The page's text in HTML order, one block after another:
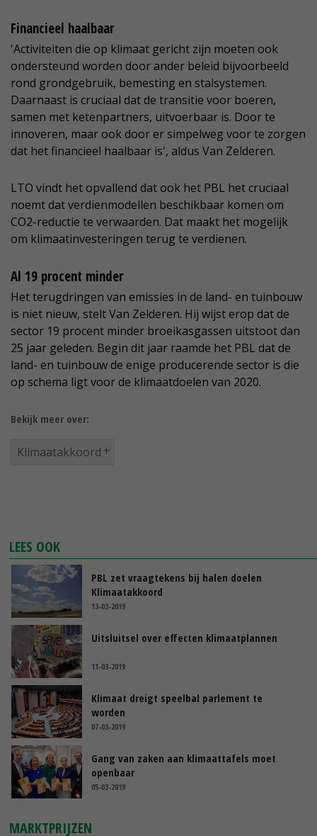
Financieel haalbaar
'Activiteiten die op klimaat gericht zijn moeten ook
ondersteund worden door ander beleid bijvoorbeeld
rond grondgebruik, bemesting en stalsystemen.
Daarnaast is cruciaal dat de transitie voor boeren,
samen met ketenpartners, uitvoerbaar is. Door te
innoveren, maar ook door er simpelweg voor te zorgen
dat het financieel haalbaar is', aldus Van Zelderen.
LTO vindt het opvallend dat ook het PBL het cruciaal
noemt dat verdienmodellen beschikbaar komen om
CO2-reductie te verwaarden. Dat maakt het mogelijk
om klimaatinvesteringen terug te verdienen.
Al 19 procent minder
Het terugdringen van emissies in de land- en tuinbouw
is niet nieuw, stelt Van Zelderen. Hij wijst erop dat de
sector 19 procent minder broeikasgassen uitstoot dan
25 jaar geleden. Begin dit jaar raamde het PBL dat de
land- en tuinbouw de enige producerende sector is die
op schema ligt voor de klimaatdoelen van 2020.
Bekijk meer over:
Klimaatakkoord
LEES OOK
PBL zet vraagtekens bij halen doelen
Klimaatakkoord
13-03-2019
Uitsluitsel over effecten klimaatplannen
11-03-2019
Klimaat dreigt speelbal parlement te
worden
07-03-2019
Gang van zaken aan klimaattafels moet
openbaar
05-03-2019
MARKTPRIJZEN